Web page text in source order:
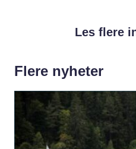
Les flere
Flere nyheter